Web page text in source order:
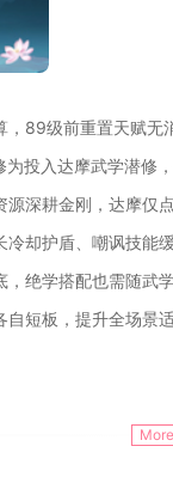
，89级前重置天赋无
投入达摩武学潜修
源深耕金刚，达摩仅
却护盾、嘲讽技能
绝学搭配也需随武
自短板，提升全场景